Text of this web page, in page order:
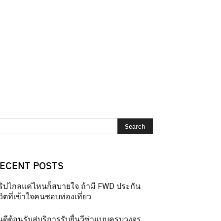
POSTS
ปไกลแค่ไหนก็สบายใจ ถ้ามี FWD ประกัน
ตที่เข้าใจคนชอบท่องเที่ยว